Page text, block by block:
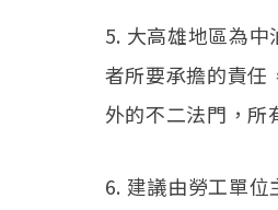
5. 大高雄地區為
者所要承擔的責任
外的不二法門，所
6. 建議由勞工單